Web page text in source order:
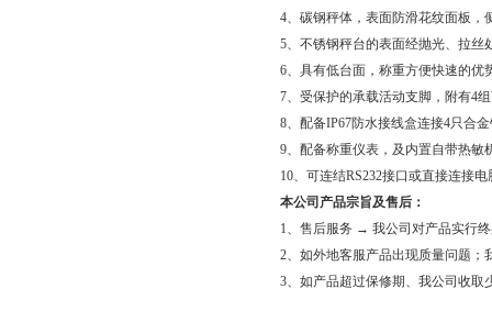
4、碳钢秤体，表面防滑花纹面板，
5、不锈钢秤台的表面经抛光、拉丝
6、具有低台面，称重方便快速的优
7、受保护的承载活动支脚，附有4
8、配备IP67防水接线盒连接4只合
9、配备称重仪表，及内置自带热敏
10、可连结RS232接口或直接连接
本公司产品宗旨及售后：
1、售后服务 → 我公司对产品实行
2、如外地客服产品出现质量问题；
3、如产品超过保修期、我公司收取